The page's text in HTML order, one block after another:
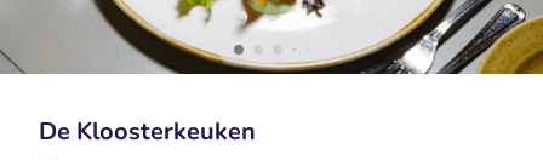
De Kloosterkeuken